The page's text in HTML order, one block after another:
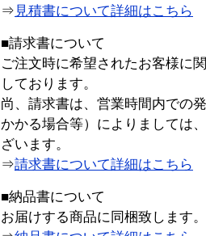
⇒ 見積書について詳細はこちら
■請求書について
ご注文時に希望されたお客様に
しております。
尚、請求書は、営業時間内での
かかる場合等）によりましては
ざいます。
⇒請求書について詳細はこちら
■納品書について
お届けする商品に同梱致します。